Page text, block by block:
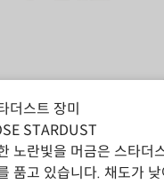
더스트 장미
STARDUST
노란빛을 머금은 스타더
품고 있습니다. 채도가